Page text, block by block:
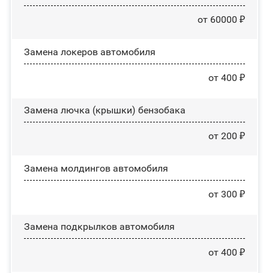
от 60000 ₽
Замена лoĸepoв автомобиля
от 400 ₽
Замена лючка (крышки) бензобака
от 200 ₽
Замена молдингов автомобиля
от 300 ₽
Замена пoдĸpылĸoв автомобиля
от 400 ₽